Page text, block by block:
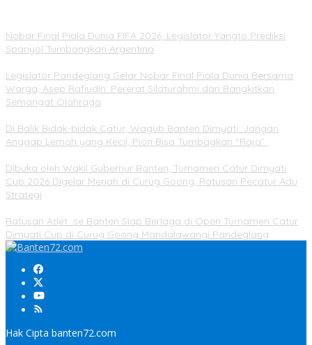
Nobar Final Piala Dunia FIFA 2026, Legislator Yangto Prediksi
Spanyol Tumbangkan Argentina
Legislator Pandeglang Gelar Nobar Final Piala Dunia Bersama
Warga, Asep Rafiudin: Pererat Silaturahmi dan Bangkitkan
Semangat Olahraga
Di Balik Bidak-bidak Catur, Wagub Banten Dimyati: Jangan
Anggap Lemah yang Kecil, Pion Bisa Tumbagkan “Raja”
Dibuka oleh Wakil Gubernur Banten, Turnamen Catur Dimyati
Cup 2026 Digelar Meriah di Curug Goong, Ratusan Pecatur Adu
Strategi
Ratusan Atlet se Banten Siap Berlaga di Open Turnamen Catur
Dimyati Cup di Curug Goong Mandalawangi Pandeglang
Hak Cipta banten72.com